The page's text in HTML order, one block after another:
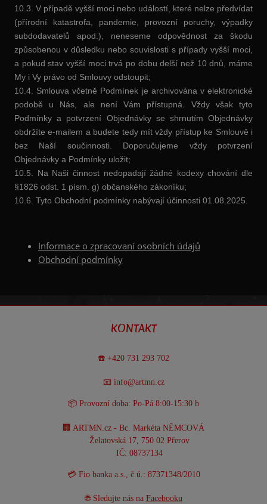
10.3. V případě vyšší moci nebo událostí, které nelze předvídat
(přírodní katastrofa, pandemie, provozní poruchy, výpadky
subdodavatelů apod.), neneseme odpovědnost za škodu
způsobenou v důsledku nebo souvislosti s případy vyšší moci,
a pokud stav vyšší moci trvá po dobu delší než 10 dnů, máme
My i Vy právo od Smlouvy odstoupit;
10.4. Smlouva včetně Podmínek je archivována v elektronické
podobě u Nás, ale není Vám přístupná. Vždy však tyto
Podmínky a potvrzení Objednávky se shrnutím Objednávky
obdržíte e-mailem a budete tedy mít vždy přístup ke Smlouvě i
bez Naší součinnosti. Doporučujeme vždy potvrzení
Objednávky a Podmínky uložit;
10.5. Na Naši činnost nedopadají žádné kodexy chování dle
§1826 odst. 1 písm. g) občanského zákoníku;
10.6. Tyto Obchodní podmínky nabývají účinnosti 01.08.2025.
Informace o zpracovaní osobních údajů
Obchodní podmínky
KONTAKT
☎️ +420 731 293 702
📧 info@artmn.cz
📦 Provozní doba: Po-Pá 8:00-15:30 h
🏢 ARTMN.cz - Bc. Markéta NĚMCOVÁ
Želatovská 17, 750 02 Přerov
IČ: 08737134
💳 Fio banka a.s., č.ú.: 87371348/2010
🌐 Sledujte nás na Facebooku